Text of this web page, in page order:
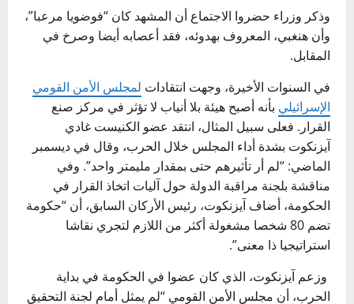
وذكر وزراء حضروا الاجتماع أن المشهد كان “فوضويا مرعبا”،
وأن هنغبي، المعروف بهدوئه، فقد أعصابه أيضا وصرخ في
المقابل.
في السنوات الأخيرة، وجهت انتقادات لمجلس الأمن القومي
الإسرائيلي بأنه أصبح هيئة بلا أنياب لا تؤثر في مركز صنع
القرار. فعلى سبيل المثال، انتقد عضو الكنيست غادي
آيزنكوت بشدة أداء المجلس خلال الحرب، وقال في ديسمبر
الماضي: “لم أر تأثيرهم حتى بمقدار مليمتر واحد”. وفي
مناقشة بلجنة مراقبة الدولة حول آليات اتخاذ القرار في
الحكومة، أضاف آيزنكوت، رئيس الأركان السابق، أن “حكومة
تضم 80 شخصا مشغولة أكثر من اللازم لتجري نقاشا
استراتيجيا ذا معنى”.
وزعم آيزنكوت، الذي كان عضوا في الحكومة في بداية
الحرب، أن مجلس الأمن القومي “لم يمثل أمام لجنة التحقيق